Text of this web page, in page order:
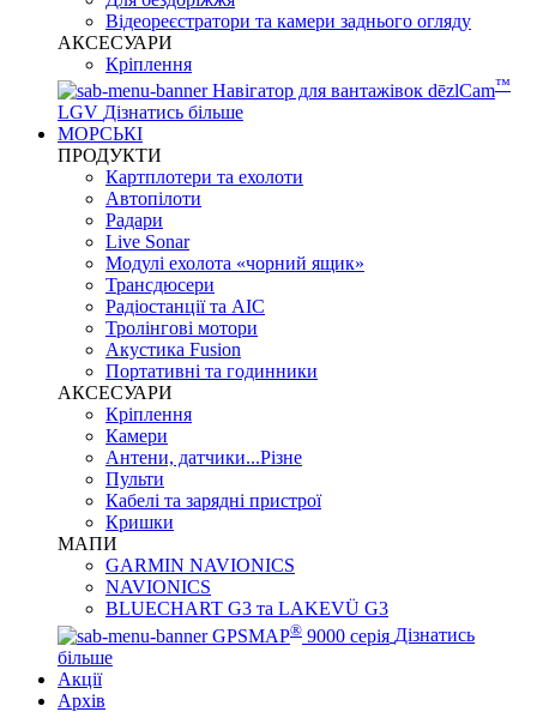
Відеореєстратори та камери заднього огляду
АКСЕСУАРИ
Кріплення
Навігатор для вантажівок dēzlCam™
LGV Дізнатись більше
МОРСЬКІ
ПРОДУКТИ
Картплотери та ехолоти
Автопілоти
Радари
Live Sonar
Модулі ехолота «чорний ящик»
Трансдюсери
Радіостанції та АІС
Тролінгові мотори
Акустика Fusion
Портативні та годинники
АКСЕСУАРИ
Кріплення
Камери
Антени, датчики...Різне
Пульти
Кабелі та зарядні пристрої
Кришки
МАПИ
GARMIN NAVIONICS
NAVIONICS
BLUECHART G3 та LAKEVÜ G3
GPSMAP® 9000 серія Дізнатись
більше
Акції
Архів